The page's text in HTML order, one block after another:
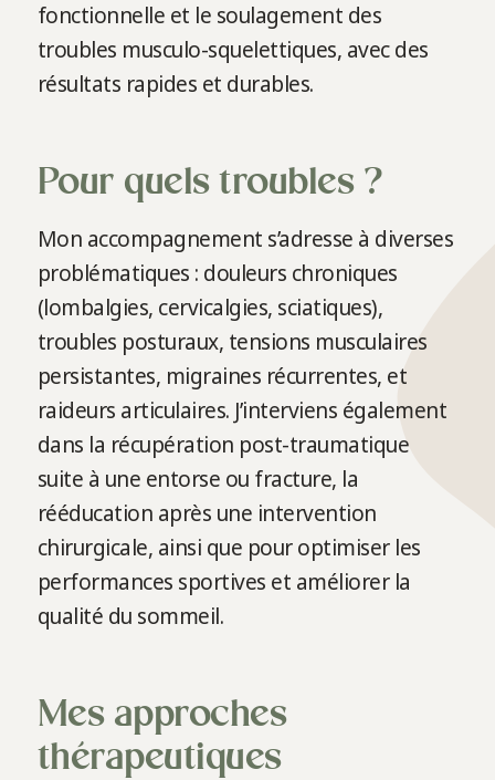
fonctionnelle et le soulagement des
troubles musculo-squelettiques, avec des
résultats rapides et durables.
Pour quels troubles ?
Mon accompagnement s’adresse à diverses
problématiques : douleurs chroniques
(lombalgies, cervicalgies, sciatiques),
troubles posturaux, tensions musculaires
persistantes, migraines récurrentes, et
raideurs articulaires. J’interviens également
dans la récupération post-traumatique
suite à une entorse ou fracture, la
rééducation après une intervention
chirurgicale, ainsi que pour optimiser les
performances sportives et améliorer la
qualité du sommeil.
Mes approches
thérapeutiques